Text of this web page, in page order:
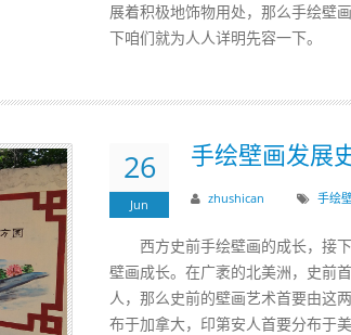
展着积极地饰物用处，那么手绘壁
下咱们就为人人详明先容一下。
26
Jun
手绘壁画发展
zhushican 手绘
西方史前手绘壁画的成长，接下
壁画成长。在广袤的北美洲，史前
人，那么史前的壁画艺术首要由这
布于加拿大，印第安人首要分布